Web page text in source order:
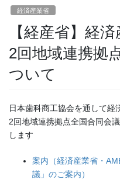
経済産業省
【経産省】経
2回地域連携拠
ついて
日本歯科商工協会を通して経
2回地域連携拠点全国合同会
します
案内（経済産業省・
議」のご案内）